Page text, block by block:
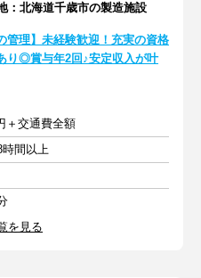
北海道千歳市の製造施設
管理】未経験歓迎！充実の資格
り◎賞与年2回♪安定収入が叶
＋交通費全額
間以上
を見る